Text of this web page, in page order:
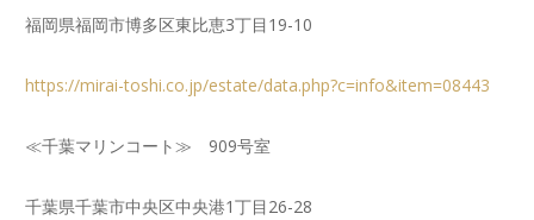
福岡県福岡市博多区東比恵3丁目19-10
https://mirai-toshi.co.jp/estate/data.php?c=info&item=08443
≪千葉マリンコート≫ 909号室
千葉県千葉市中央区中央港1丁目26-28